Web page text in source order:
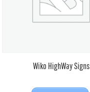
Wiko HighWay Signs